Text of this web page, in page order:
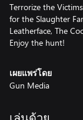
Terrorize the
for the Slaughter
Leatherface, The
Enjoy the hunt!
เผยแพร่โดย
Gun Media